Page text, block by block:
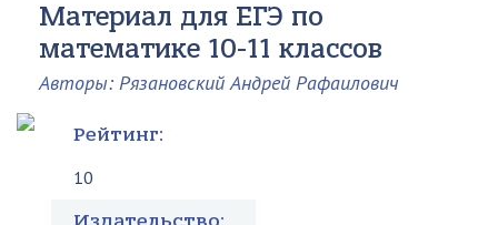
Материал для ЕГЭ по
математике 10-11 классов
Авторы: Рязановский Андрей Рафаилович
Рейтинг:
10